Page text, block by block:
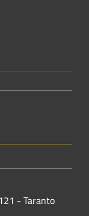
- Taranto